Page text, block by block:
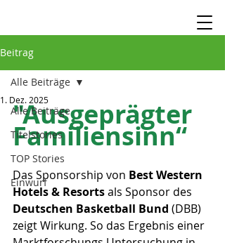
Beitrag
Alle Beiträge
Titelstories
TOP Stories
Einwurf
Alle Beiträge
1. Dez. 2025
"Ausgeprägter
Familiensinn“
Das Sponsorship von Best Western
Hotels & Resorts als Sponsor des
Deutschen Basketball Bund (DBB)
zeigt Wirkung. So das Ergebnis einer